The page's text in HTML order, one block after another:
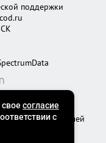
автомобилей
поддержки